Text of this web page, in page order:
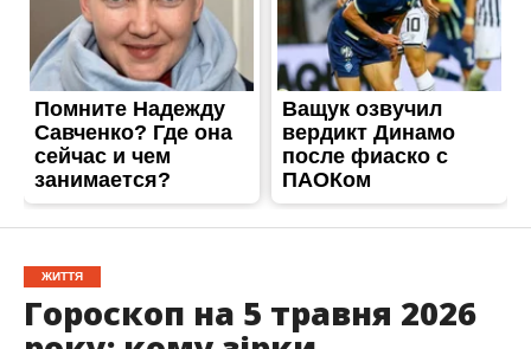
ЖИТТЯ
Гороскоп на 5 травня 2026